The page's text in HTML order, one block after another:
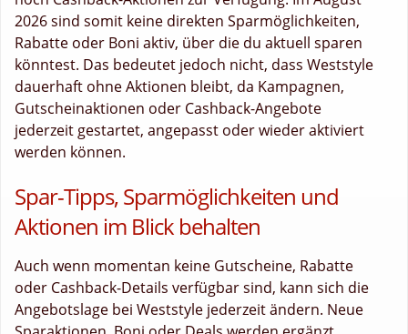
2026 sind somit keine direkten Sparmöglichkeiten,
Rabatte oder Boni aktiv, über die du aktuell sparen
könntest. Das bedeutet jedoch nicht, dass Weststyle
dauerhaft ohne Aktionen bleibt, da Kampagnen,
Gutscheinaktionen oder Cashback-Angebote
jederzeit gestartet, angepasst oder wieder aktiviert
werden können.
Spar-Tipps, Sparmöglichkeiten und
Aktionen im Blick behalten
Auch wenn momentan keine Gutscheine, Rabatte
oder Cashback-Details verfügbar sind, kann sich die
Angebotslage bei Weststyle jederzeit ändern. Neue